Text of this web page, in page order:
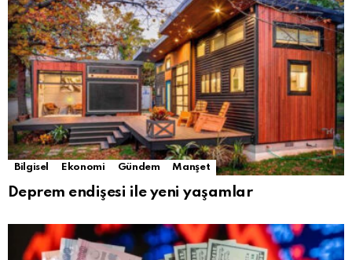
Bilgisel Ekonomi Gündem Manşet
Deprem endişesi ile yeni yaşamlar